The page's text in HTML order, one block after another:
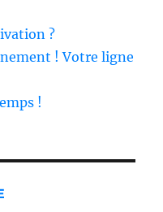
?
! Votre ligne
!